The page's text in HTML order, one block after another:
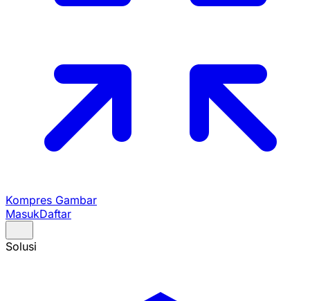
Kompres Gambar
MasukDaftar
Solusi